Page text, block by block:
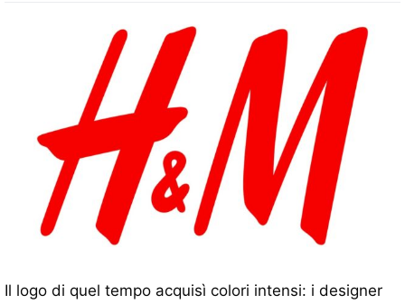
Il logo di quel tempo acquisì colori intensi: i designer